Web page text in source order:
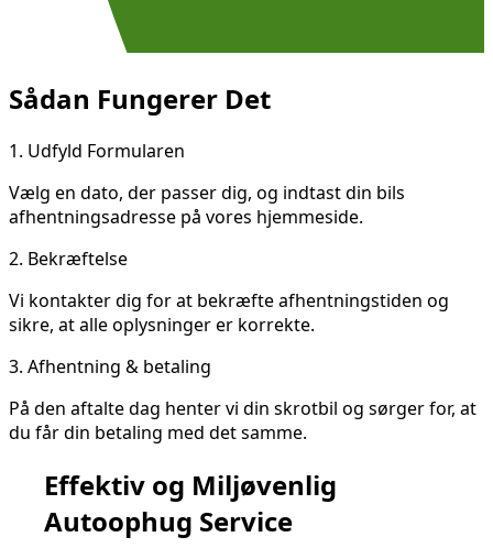
Sådan Fungerer Det
1. Udfyld Formularen
Vælg en dato, der passer dig, og indtast din bils
afhentningsadresse på vores hjemmeside.
2. Bekræftelse
Vi kontakter dig for at bekræfte afhentningstiden og
sikre, at alle oplysninger er korrekte.
3. Afhentning & betaling
På den aftalte dag henter vi din skrotbil og sørger for, at
du får din betaling med det samme.
Effektiv og Miljøvenlig
Autoophug Service